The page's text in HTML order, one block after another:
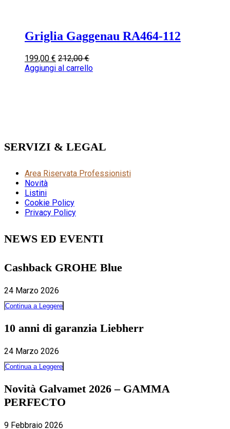
Griglia Gaggenau RA464-112
199,00 € 212,00€
Aggiungi al carrello
SERVIZI & LEGAL
Area Riservata Professionisti
Novità
Listini
Cookie Policy
Privacy Policy
NEWS ED EVENTI
Cashback GROHE Blue
24 Marzo 2026
Continua a Leggere
10 anni di garanzia Liebherr
24 Marzo 2026
Continua a Leggere
Novità Galvamet 2026 – GAMMA
PERFECTO
9 Febbraio 2026